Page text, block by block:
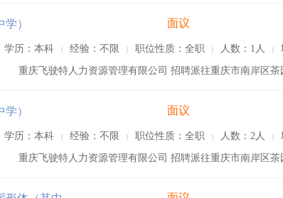
） 面议
学历：本科 | 经验：不限 | 职位性质：全职 | 人数：1人 |
重庆飞驶特人力资源管理有限公司 招聘派往重庆市南岸区
） 面议
学历：本科 | 经验：不限 | 职位性质：全职 | 人数：2人 |
重庆飞驶特人力资源管理有限公司 招聘派往重庆市南岸区